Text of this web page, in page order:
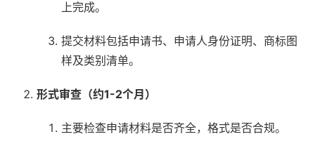
上完成。
提交材料包括申请书、申请人身份证明、商标图
样及类别清单。
形式审查（约1-2个月）
主要检查申请材料是否齐全，格式是否合规。